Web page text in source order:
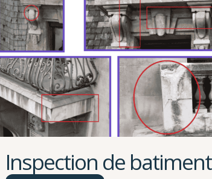
Inspection de batiment